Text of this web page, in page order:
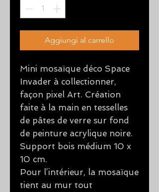
Aggiungi al carrello
Mini mosaïque déco Space
Invader à collectionner,
façon pixel Art. Création
faite à la main en tesselles
de pâtes de verre sur fond
de peinture acrylique noire.
Support bois médium 10 x
10 cm.
Pour l’intérieur, la mosaïque
tient au mur tout